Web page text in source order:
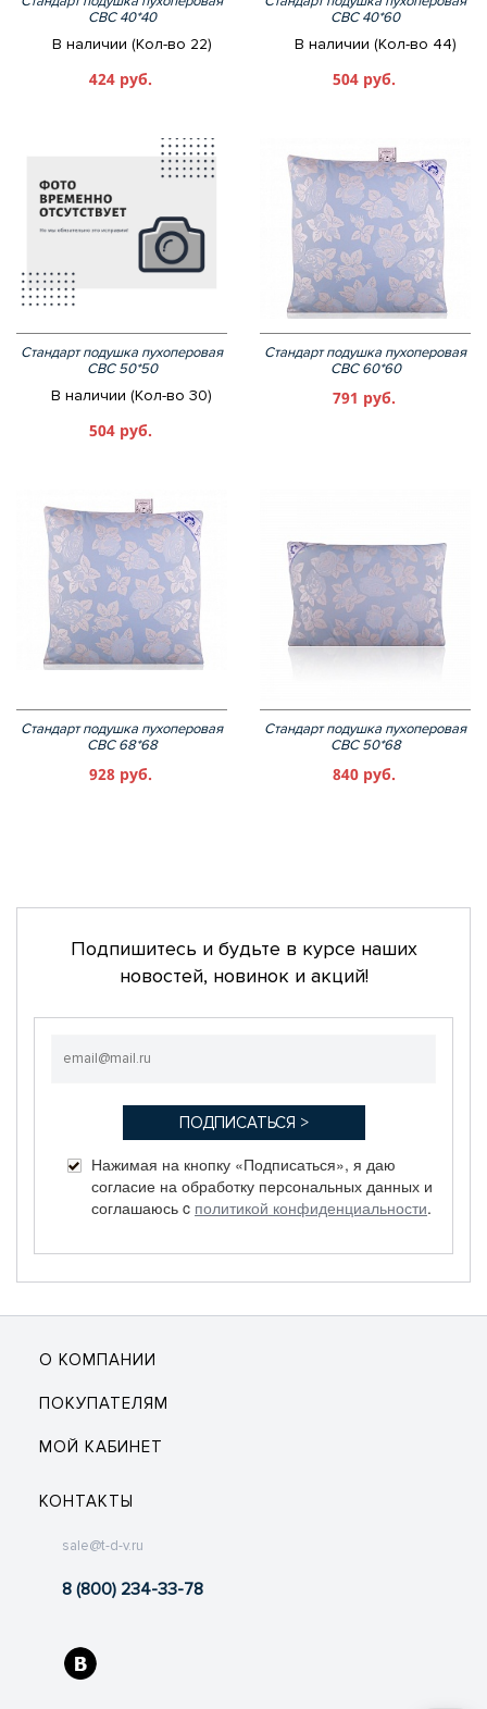
СВС 40*40
В наличии (Кол-во 22)
424 руб.
СВС 40*60
В наличии (Кол-во 44)
504 руб.
Стандарт подушка пухоперовая
СВС 50*50
В наличии (Кол-во 30)
504 руб.
Стандарт подушка пухоперовая
СВС 60*60
791 руб.
Стандарт подушка пухоперовая
СВС 68*68
928 руб.
Стандарт подушка пухоперовая
СВС 50*68
840 руб.
Подпишитесь и будьте в курсе наших
новостей, новинок и акций!
Нажимая на кнопку «Подписаться», я даю
согласие на обработку персональных данных и
соглашаюсь c политикой конфиденциальности.
О КОМПАНИИ
ПОКУПАТЕЛЯМ
МОЙ КАБИНЕТ
КОНТАКТЫ
sale@t-d-v.ru
8 (800) 234-33-78